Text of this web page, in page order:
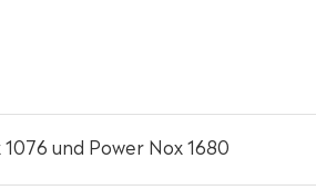
und Power Nox 1680